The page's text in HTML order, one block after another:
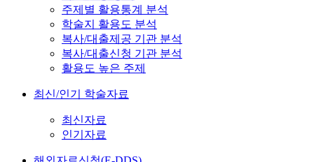
주제별 활용통계 분석
학술지 활용도 분석
복사/대출제공 기관 분석
복사/대출신청 기관 분석
활용도 높은 주제
최신/인기 학술자료
최신자료
인기자료